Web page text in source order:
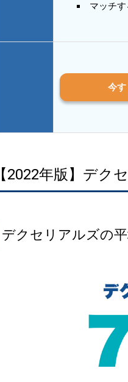
マッチ
今す
【2022年版】デク
デクセリアルズの